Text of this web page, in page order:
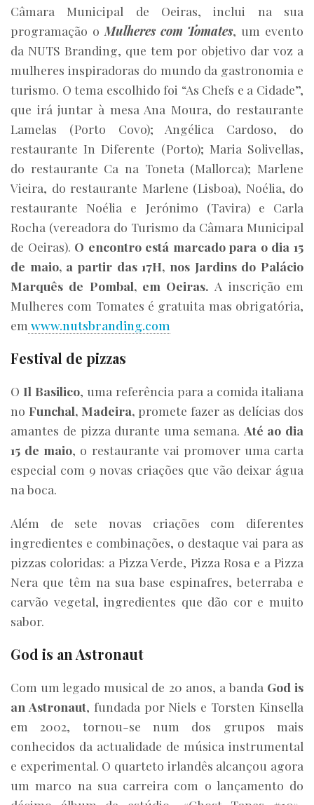
Câmara Municipal de Oeiras, inclui na sua
programação o Mulheres com Tomates, um evento
da NUTS Branding, que tem por objetivo dar voz a
mulheres inspiradoras do mundo da gastronomia e
turismo. O tema escolhido foi “As Chefs e a Cidade”,
que irá juntar à mesa Ana Moura, do restaurante
Lamelas (Porto Covo); Angélica Cardoso, do
restaurante In Diferente (Porto); Maria Solivellas,
do restaurante Ca na Toneta (Mallorca); Marlene
Vieira, do restaurante Marlene (Lisboa), Noélia, do
restaurante Noélia e Jerónimo (Tavira) e Carla
Rocha (vereadora do Turismo da Câmara Municipal
de Oeiras). O encontro está marcado para o dia 15
de maio, a partir das 17H, nos Jardins do Palácio
Marquês de Pombal, em Oeiras. A inscrição em
Mulheres com Tomates é gratuita mas obrigatória,
em www.nutsbranding.com
Festival de pizzas
O Il Basilico, uma referência para a comida italiana
no Funchal, Madeira, promete fazer as delícias dos
amantes de pizza durante uma semana. Até ao dia
15 de maio, o restaurante vai promover uma carta
especial com 9 novas criações que vão deixar água
na boca.
Além de sete novas criações com diferentes
ingredientes e combinações, o destaque vai para as
pizzas coloridas: a Pizza Verde, Pizza Rosa e a Pizza
Nera que têm na sua base espinafres, beterraba e
carvão vegetal, ingredientes que dão cor e muito
sabor.
God is an Astronaut
Com um legado musical de 20 anos, a banda God is
an Astronaut, fundada por Niels e Torsten Kinsella
em 2002, tornou-se num dos grupos mais
conhecidos da actualidade de música instrumental
e experimental. O quarteto irlandês alcançou agora
um marco na sua carreira com o lançamento do